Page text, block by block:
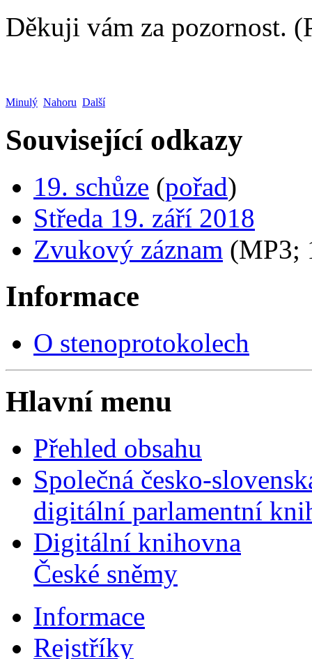
Děkuji vám za pozornost.
Minulý Nahoru Další
Související odkazy
19. schůze (pořad)
Středa 19. září 2018
Zvukový záznam (MP3;
Informace
O stenoprotokolech
Hlavní menu
Přehled obsahu
Společná česko-
digitální parlamentní
Digitální knihovna
České sněmy
Informace
Rejstříky